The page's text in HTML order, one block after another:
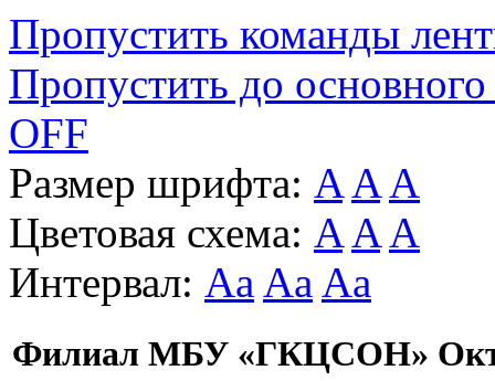
Пропустить команды
Пропустить до основного
OFF
Размер шрифта: A A A
Цветовая схема: A A A
Интервал: Aa Aa Aa
Филиал МБУ «ГКЦСОН»